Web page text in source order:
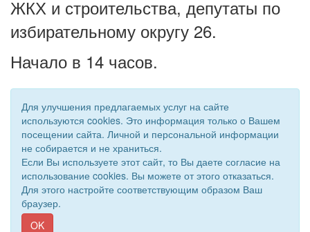
ЖКХ и строительства, депутаты по
избирательному округу 26.
Начало в 14 часов.
© 2019 - 2026 Астраханская областная организация ВОС. Все
права защищены.
Сайт создан при поддержке «
Для улучшения предлагаемых услуг на сайте
используются cookies. Это информация только о Вашем
посещении сайта. Личной и персональной информации
не собирается и не храниться.
Если Вы используете этот сайт, то Вы даете согласие на
использование cookies. Вы можете от этого отказаться.
Для этого настройте соответствующим образом Ваш
браузер.
OK